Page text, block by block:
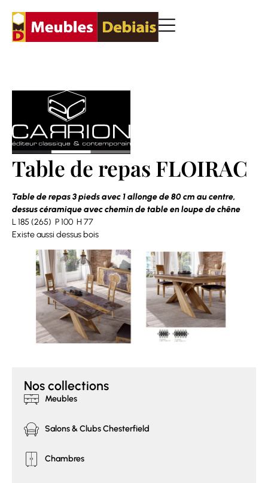
Table de repas FLOIRAC
Table de repas 3 pieds avec 1 allonge de 80 cm au centre,
dessus céramique avec chemin de table en loupe de chêne
L 185 (265) P 100 H 77
Existe aussi dessus bois
Nos collections
Meubles
Salons & Clubs Chesterfield
Chambres